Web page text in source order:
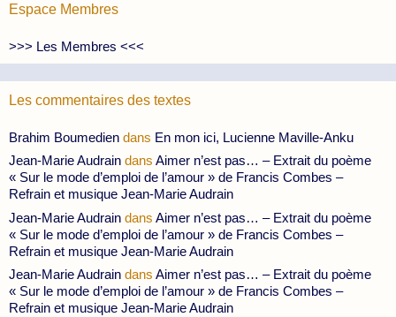
Espace Membres
>>> Les Membres <<<
Les commentaires des textes
Brahim Boumedien dans En mon ici, Lucienne Maville-Anku
Jean-Marie Audrain dans Aimer n’est pas… – Extrait du poème
« Sur le mode d’emploi de l’amour » de Francis Combes –
Refrain et musique Jean-Marie Audrain
Jean-Marie Audrain dans Aimer n’est pas… – Extrait du poème
« Sur le mode d’emploi de l’amour » de Francis Combes –
Refrain et musique Jean-Marie Audrain
Jean-Marie Audrain dans Aimer n’est pas… – Extrait du poème
« Sur le mode d’emploi de l’amour » de Francis Combes –
Refrain et musique Jean-Marie Audrain